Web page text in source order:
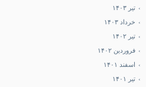
تیر ۱۴۰۳
خرداد ۱۴۰۳
تیر ۱۴۰۲
فروردین ۱۴۰۲
اسفند ۱۴۰۱
تیر ۱۴۰۱